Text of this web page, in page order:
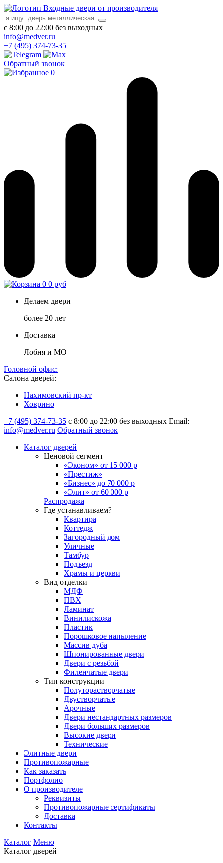
Входные двери от производителя
с 8:00 до 22:00 без выходных
info@medver.ru
+7 (495) 374-73-35
Обратный звонок
0
0 0 руб
Делаем двери
более 20 лет
Доставка
Лобня и МО
Головной офис:
Салона дверей:
Нахимовский пр-кт
Ховрино
+7 (495) 374-73-35 с 8:00 до 22:00 без выходных Email:
info@medver.ru Обратный звонок
Каталог дверей
Ценовой сегмент
«Эконом» от 15 000 р
«Престиж»
«Бизнес» до 70 000 р
«Элит» от 60 000 р
Распродажа
Где устанавливаем?
Квартира
Коттедж
Загородный дом
Уличные
Тамбур
Подъезд
Храмы и церкви
Вид отделки
МДФ
ПВХ
Ламинат
Винилискожа
Пластик
Порошковое напыление
Массив дуба
Шпонированные двери
Двери с резьбой
Филенчатые двери
Тип конструкции
Полуторастворчатые
Двустворчатые
Арочные
Двери нестандартных размеров
Двери больших размеров
Высокие двери
Технические
Элитные двери
Противопожарные
Как заказать
Портфолио
О производителе
Реквизиты
Противопожарные сертификаты
Доставка
Контакты
Каталог Меню
Каталог дверей